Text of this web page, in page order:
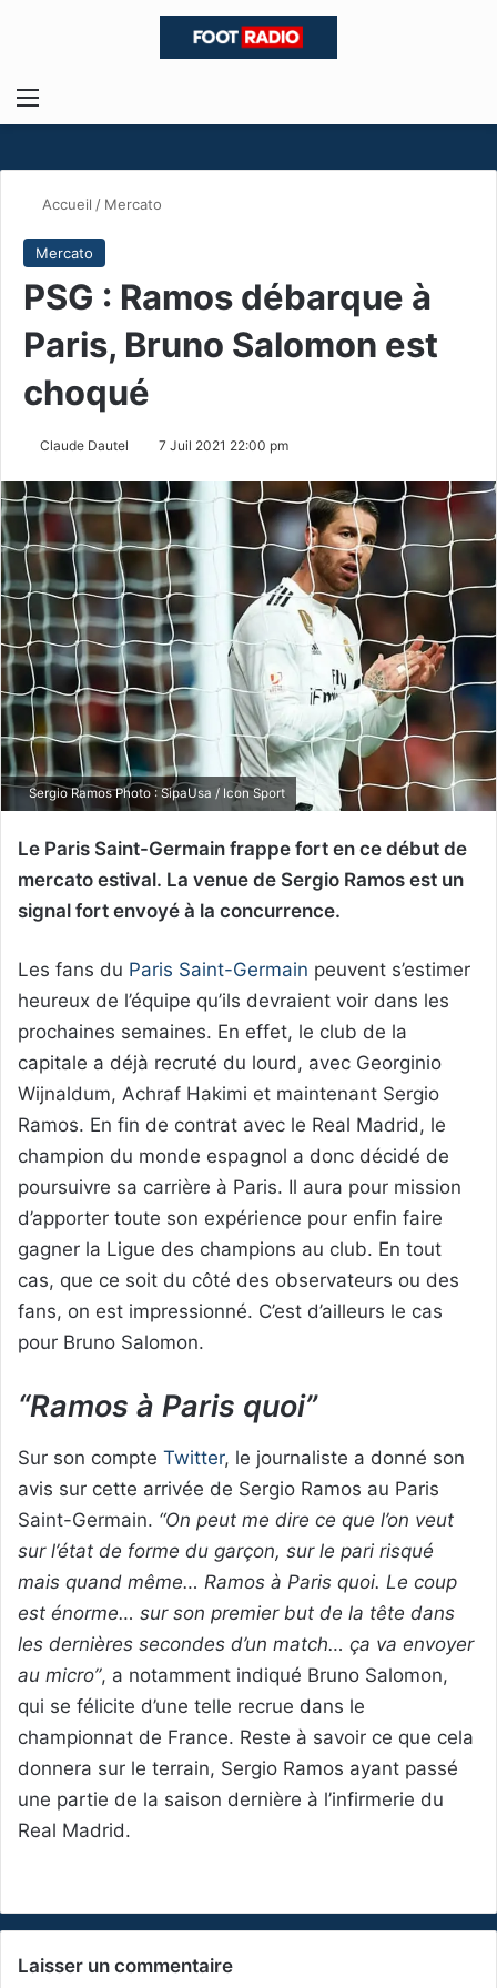
Menu
Accueil / Mercato
Mercato
PSG : Ramos débarque à
Paris, Bruno Salomon est
choqué
Claude Dautel 7 Juil 2021 22:00 pm
Sergio Ramos Photo : SipaUsa / Icon Sport
Le Paris Saint-Germain frappe fort en ce début de
mercato estival. La venue de Sergio Ramos est un
signal fort envoyé à la concurrence.
Les fans du Paris Saint-Germain peuvent s’estimer
heureux de l’équipe qu’ils devraient voir dans les
prochaines semaines. En effet, le club de la
capitale a déjà recruté du lourd, avec Georginio
Wijnaldum, Achraf Hakimi et maintenant Sergio
Ramos. En fin de contrat avec le Real Madrid, le
champion du monde espagnol a donc décidé de
poursuivre sa carrière à Paris. Il aura pour mission
d’apporter toute son expérience pour enfin faire
gagner la Ligue des champions au club. En tout
cas, que ce soit du côté des observateurs ou des
fans, on est impressionné. C’est d’ailleurs le cas
pour Bruno Salomon.
“Ramos à Paris quoi”
Sur son compte Twitter, le journaliste a donné son
avis sur cette arrivée de Sergio Ramos au Paris
Saint-Germain. “On peut me dire ce que l’on veut
sur l’état de forme du garçon, sur le pari risqué
mais quand même… Ramos à Paris quoi. Le coup
est énorme… sur son premier but de la tête dans
les dernières secondes d’un match… ça va envoyer
au micro”, a notamment indiqué Bruno Salomon,
qui se félicite d’une telle recrue dans le
championnat de France. Reste à savoir ce que cela
donnera sur le terrain, Sergio Ramos ayant passé
une partie de la saison dernière à l’infirmerie du
Real Madrid.
Laisser un commentaire